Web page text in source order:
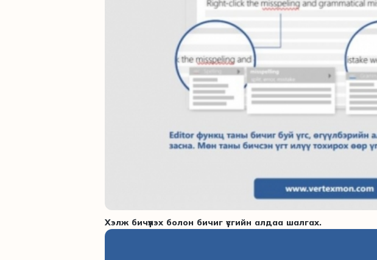
Хэлж бичүүлэх болон бичиг үсгийн алдаа шалгах.